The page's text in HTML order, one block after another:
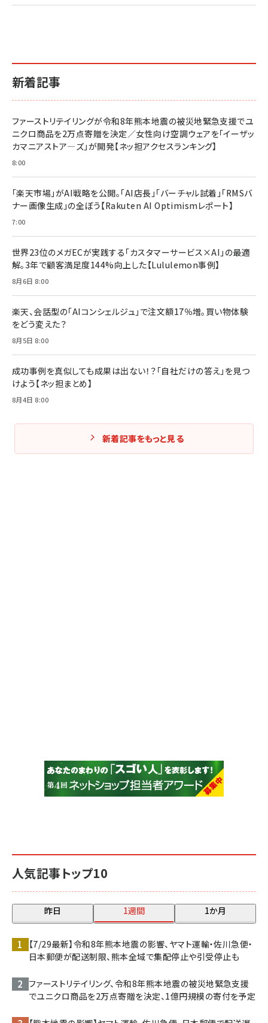
2億円を売り上げたプロが教える note×AI 最強の
小さな会社は戦略が9割
￥1,815
マーケティングの真実 P&G・グリコで学んだ失敗
￥2,200
anan(アンアン)2026/07/01号 No.2501[魅せる
anan(アンアン)2026/06/24号 No.2500増刊
anan(アンアン)2026/07/08号 No.2502[2026
年後半、あなたの恋と運命／山田涼介]
￥880
ママ投資家が育休中に１億貯めた株式投資
￥1,870
￥1,980
ベインキャピタル 企業価値向上力の秘密
ルな本質」
￥2,750
フィードバック経営 「沈黙の組織」から「高め合う
Amazonランキングをもっと見る
人気記事トップ10
昨日 1週間 1か月
【7/29最新】令和8年熊本地震の影響、ヤマト運輸・佐川急便・
日本郵便が配送制限、熊本全域で集配停止や引受停止も
ファーストリテイリング、令和8年熊本地震の被災地緊急支援
でユニクロ商品を2万点寄贈を決定、1億円規模の寄付を予定
新着記事
ファーストリテイリングが令和8年熊本地震の被災地緊急支援でユ
ニクロ商品を2万点寄贈を決定／女性向け空調ウェアを「イーザッ
カマニアストア―ズ」が開発【ネッ担アクセスランキング】
8:00
「楽天市場」がAI戦略を公開。「AI店長」「バーチャル試着」「RMSバ
ナー画像生成」の全ぼう【Rakuten AI Optimismレポート】
7:00
世界23位のメガECが実践する「カスタマーサービス×AI」の最適
解。3年で顧客満足度144%向上した【Lululemon事例】
8月6日 8:00
楽天、会話型の「AIコンシェルジュ」で注文額17％増。買い物体験
をどう変えた？
8月5日 8:00
成功事例を真似しても成果は出ない！？「自社だけの答え」を見つ
けよう【ネッ担まとめ】
8月4日 8:00
新着記事をもっと見る